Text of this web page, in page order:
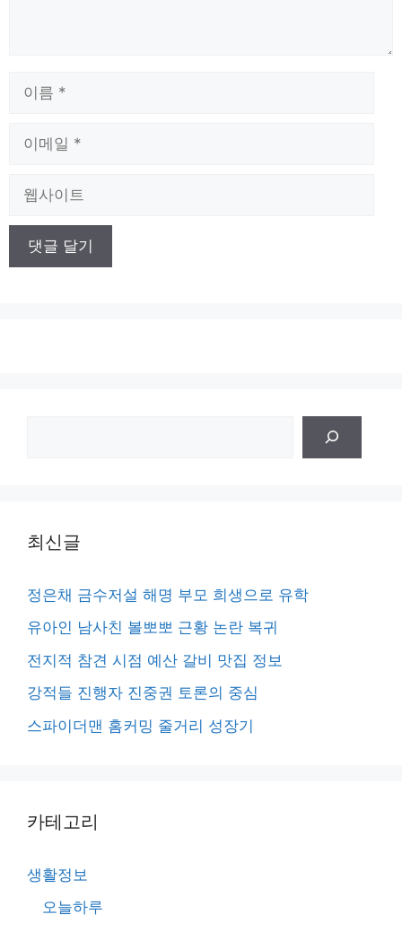
최신글
정은채 금수저설 해명 부모 희생으로 유학
유아인 남사친 볼뽀뽀 근황 논란 복귀
전지적 참견 시점 예산 갈비 맛집 정보
강적들 진행자 진중권 토론의 중심
스파이더맨 홈커밍 줄거리 성장기
카테고리
생활정보
오늘하루